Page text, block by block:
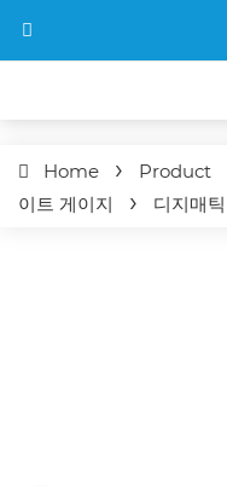
Home Product
이트 게이지
디지매